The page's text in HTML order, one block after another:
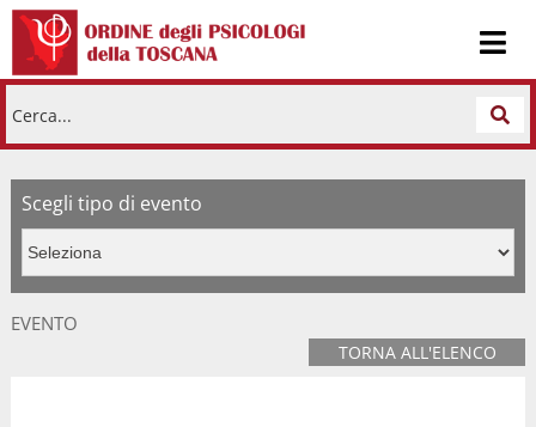
Cerca...
Scegli tipo di evento
EVENTO
TORNA ALL'ELENCO